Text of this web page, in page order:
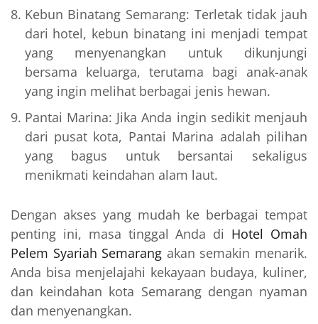
Kebun Binatang Semarang: Terletak tidak jauh
dari hotel, kebun binatang ini menjadi tempat
yang menyenangkan untuk dikunjungi
bersama keluarga, terutama bagi anak-anak
yang ingin melihat berbagai jenis hewan.
Pantai Marina: Jika Anda ingin sedikit menjauh
dari pusat kota, Pantai Marina adalah pilihan
yang bagus untuk bersantai sekaligus
menikmati keindahan alam laut.
Dengan akses yang mudah ke berbagai tempat
penting ini, masa tinggal Anda di Hotel Omah
Pelem Syariah Semarang akan semakin menarik.
Anda bisa menjelajahi kekayaan budaya, kuliner,
dan keindahan kota Semarang dengan nyaman
dan menyenangkan.